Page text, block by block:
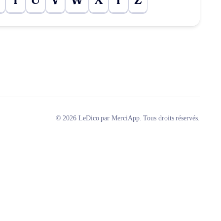
© 2026 LeDico par MerciApp. Tous droits réservés.